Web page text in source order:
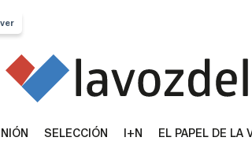
SELECCIÓN I+N EL PAPEL DE LA